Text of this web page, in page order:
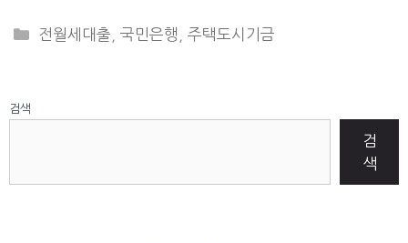
CATEGORIES
전월세대출 ,국민은행 ,주택도시기금
검색
검
색